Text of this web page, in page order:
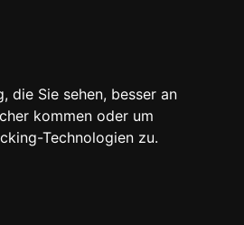
die Sie sehen, besser an
kommen oder um
Technologien zu.